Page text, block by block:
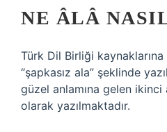
NE ÂLÂ
Türk Dil Birliği
“şapkasız ala” şeklinde
güzel anlamına gelen ikinci
olarak yazılmaktadır.